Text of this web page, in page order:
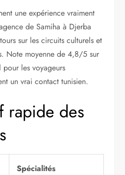
une expérience vraiment
de Samiha à Djerba
sur les circuits culturels et
Note moyenne de 4,8/5 sur
les voyageurs
un vrai contact tunisien.
rapide des
Spécialités